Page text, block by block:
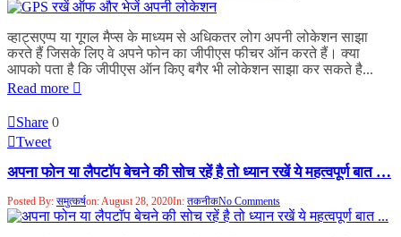
व्हाट्सएप्प या गूगल मैप्स के माध्यम से अधिकतर लोग अपनी लोकेशन साझा
करते हैं जिसके लिए वे अपने फोन का जीपीएस फीचर ऑन करते हैं। क्या
आपको पता है कि जीपीएस ऑन किए बगैर भी लोकेशन साझा कर सकते है...
Read more
Share 0
Tweet
अपना फोन या लैपटाॅप बेचने की सोच रहें है तो ध्यान रखें ये महत्वपूर्ण बात …
Posted By: समुत्कर्षon: August 28, 2020In: तकनीकNo Comments